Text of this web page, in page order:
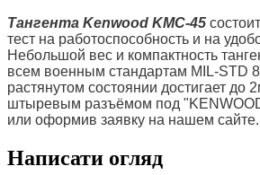
Тангента Kenwood KMC-45
тест на работоспособность и на
Небольшой вес и компактность
всем военным стандартам MIL-STD
растянутом состоянии достигает до
штыревым разъёмом под
или оформив заявку на нашем сайте.
Написати огляд